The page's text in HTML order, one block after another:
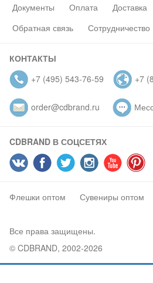
Документы Оплата Доставка
Обратная связь
Сотрудничество
КОНТАКТЫ
+7 (495) 543-76-59
+7
order@cdbrand.ru
CDBRAND В СОЦСЕТЯХ
Флешки оптом Сувениры оптом
Все права защищены.
© CDBRAND, 2002-2026